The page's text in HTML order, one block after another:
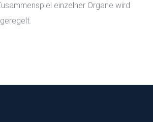
einzelner Organe wird